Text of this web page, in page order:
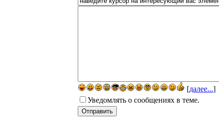
[далее...]
Уведомлять о сообщениях в теме.